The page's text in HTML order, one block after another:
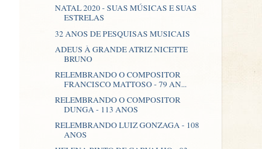
NATAL 2020 - SUAS MÚSICAS E SUAS
ESTRELAS
32 ANOS DE PESQUISAS MUSICAIS
ADEUS À GRANDE ATRIZ NICETTE
BRUNO
RELEMBRANDO O COMPOSITOR
FRANCISCO MATTOSO - 79 AN...
RELEMBRANDO O COMPOSITOR
DUNGA - 113 ANOS
RELEMBRANDO LUIZ GONZAGA - 108
ANOS